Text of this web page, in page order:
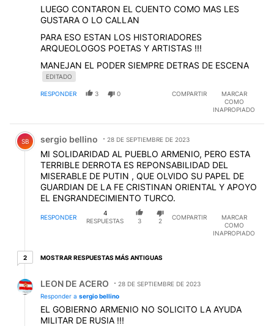
LUEGO CONTARON EL CUENTO COMO MAS LES
GUSTARA O LO CALLAN
PARA ESO ESTAN LOS HISTORIADORES
ARQUEOLOGOS POETAS Y ARTISTAS !!!
MANEJAN EL PODER SIEMPRE DETRAS DE ESCENA
EDITADO
RESPONDER 3 0 COMPARTIR
MARCAR
COMO
INAPROPIADO
Comentario de sergio bellino.
SB sergio bellino 28 DE SEPTIEMBRE DE 2023
MI SOLIDARIDAD AL PUEBLO ARMENIO, PERO ESTA
TERRIBLE DERROTA ES REPONSABILIDAD DEL
MISERABLE DE PUTIN , QUE OLVIDO SU PAPEL DE
GUARDIAN DE LA FE CRISTINAN ORIENTAL Y APOYO
EL ENGRANDECIMIENTO TURCO.
RESPONDER
4
RESPUESTAS
3 2
COMPARTIR
MARCAR
COMO
INAPROPIADO
22 respuestas más antiguas
MOSTRAR RESPUESTAS MÁS ANTIGUAS
LEON DE ACERO
28 DE SEPTIEMBRE DE 2023
Responder a sergio bellino
EL GOBIERNO ARMENIO NO SOLICITO LA AYUDA
MILITAR DE RUSIA !!!